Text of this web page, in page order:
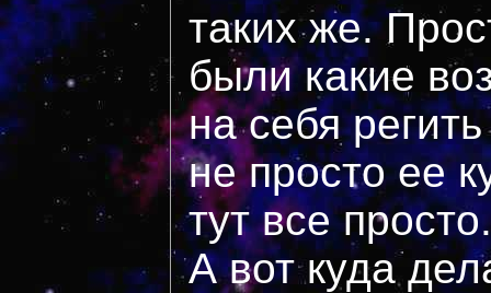
таких же.
были какие
на себя
не просто ее
тут все
А вот куда